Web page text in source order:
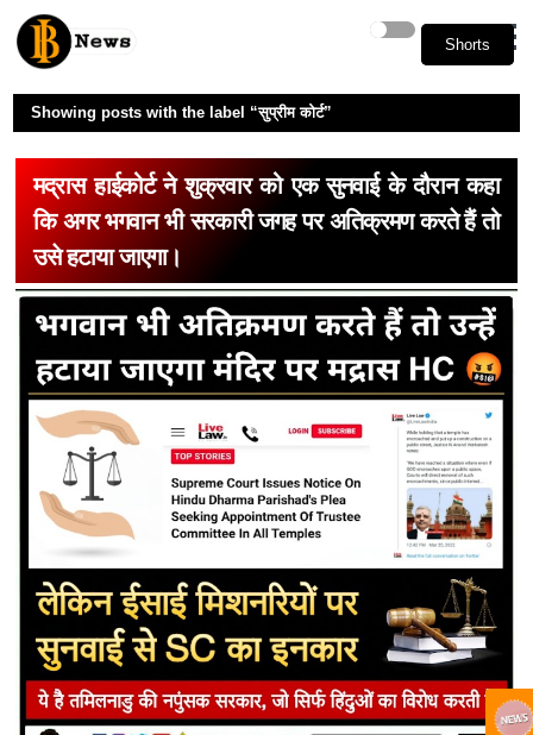
Shorts
Shorts
Showing posts with the label सुप्रीम कोर्ट
मद्रास हाईकोर्ट ने शुक्रवार को एक सुनवाई के दौरान कहा
कि अगर भगवान भी सरकारी जगह पर अतिक्रमण करते हैं तो
उसे हटाया जाएगा।